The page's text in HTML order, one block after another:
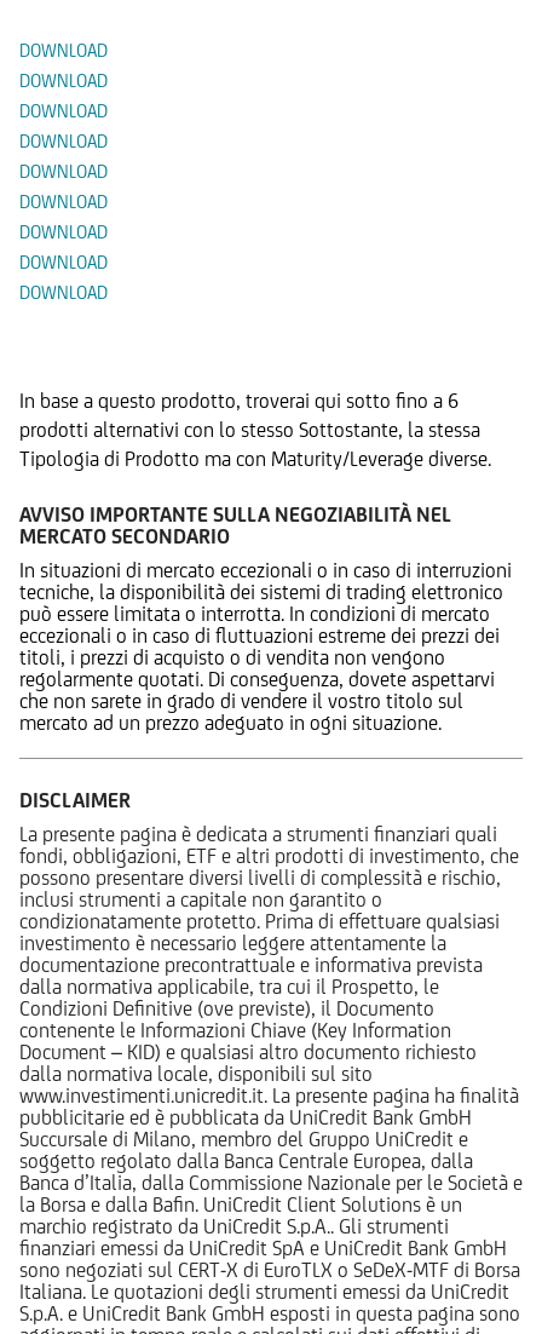
DOWNLOAD
DOWNLOAD
DOWNLOAD
DOWNLOAD
DOWNLOAD
DOWNLOAD
DOWNLOAD
DOWNLOAD
DOWNLOAD
In base a questo prodotto, troverai qui sotto fino a 6
prodotti alternativi con lo stesso Sottostante, la stessa
Tipologia di Prodotto ma con Maturity/Leverage diverse.
AVVISO IMPORTANTE SULLA NEGOZIABILITÀ NEL
MERCATO SECONDARIO
In situazioni di mercato eccezionali o in caso di interruzioni
tecniche, la disponibilità dei sistemi di trading elettronico
può essere limitata o interrotta. In condizioni di mercato
eccezionali o in caso di fluttuazioni estreme dei prezzi dei
titoli, i prezzi di acquisto o di vendita non vengono
regolarmente quotati. Di conseguenza, dovete aspettarvi
che non sarete in grado di vendere il vostro titolo sul
mercato ad un prezzo adeguato in ogni situazione.
DISCLAIMER
La presente pagina è dedicata a strumenti finanziari quali
fondi, obbligazioni, ETF e altri prodotti di investimento, che
possono presentare diversi livelli di complessità e rischio,
inclusi strumenti a capitale non garantito o
condizionatamente protetto. Prima di effettuare qualsiasi
investimento è necessario leggere attentamente la
documentazione precontrattuale e informativa prevista
dalla normativa applicabile, tra cui il Prospetto, le
Condizioni Definitive (ove previste), il Documento
contenente le Informazioni Chiave (Key Information
Document – KID) e qualsiasi altro documento richiesto
dalla normativa locale, disponibili sul sito
www.investimenti.unicredit.it. La presente pagina ha finalità
pubblicitarie ed è pubblicata da UniCredit Bank GmbH
Succursale di Milano, membro del Gruppo UniCredit e
soggetto regolato dalla Banca Centrale Europea, dalla
Banca d’Italia, dalla Commissione Nazionale per le Società e
la Borsa e dalla Bafin. UniCredit Client Solutions è un
marchio registrato da UniCredit S.p.A.. Gli strumenti
finanziari emessi da UniCredit SpA e UniCredit Bank GmbH
sono negoziati sul CERT-X di EuroTLX o SeDeX-MTF di Borsa
Italiana. Le quotazioni degli strumenti emessi da UniCredit
S.p.A. e UniCredit Bank GmbH esposti in questa pagina sono